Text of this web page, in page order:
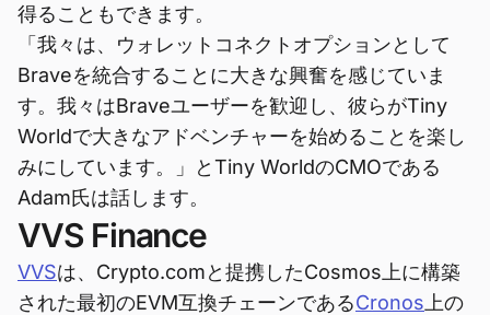
得ることもできます。
「我々は、ウォレットコネクトオプションとして
Braveを統合することに大きな興奮を感じていま
す。我々はBraveユーザーを歓迎し、彼らがTiny
Worldで大きなアドベンチャーを始めることを楽し
みにしています。」とTiny WorldのCMOである
Adam氏は話します。
VVS Finance
VVSは、Crypto.comと提携したCosmos上に構築
された最初のEVM互換チェーンであるCronos 上の